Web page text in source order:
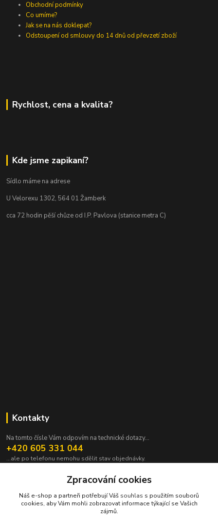
Obchodní podmínky
Co umíme?
Jak se na nás doklepat?
Odstoupení od smlouvy do 14 dnů od převzetí zboží
Rychlost, cena a kvalita?
Kde jsme zapikaní?
Sídlo máme na adrese
U Velorexu 1302, 564 01 Žamberk
cca 72 hodin pěší chůze od I.P. Pavlova (stanice metra C)
Kontakty
Na tomto čísle Vám odpovím na technické dotazy...
+420 605 331 044
...ale po telefonu nemohu sdělit stav objednávky.
pavek@janpavek.comZpracování cookies
Náš e-shop a partneři potřebují Váš souhlas s použitím souborů
cookies, aby Vám mohli zobrazovat informace týkající se Vašich
zájmů.